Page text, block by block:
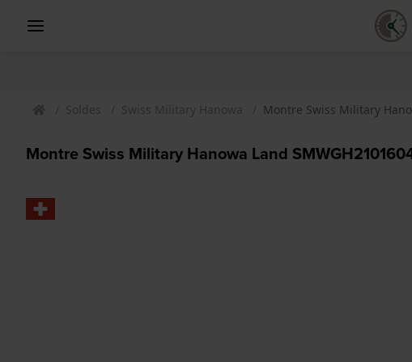
Soldes Swiss Military Hanowa Montre Swiss Military
Montre Swiss Military Hanowa Land